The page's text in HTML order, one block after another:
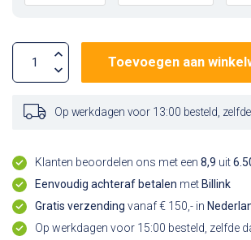
Toevoegen aan
Op werkdagen voor 13:00 besteld,
Klanten beoordelen ons met een 8,9 uit
Eenvoudig achteraf betalen met Billink
Gratis verzending vanaf € 150,- in
Op werkdagen voor 15:00 besteld, zelfde